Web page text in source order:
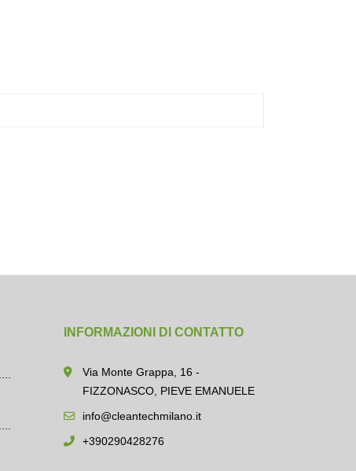
INFORMAZIONI DI CONTATTO
Via Monte Grappa, 16 -
FIZZONASCO, PIEVE EMANUELE
info@cleantechmilano.it
+390290428276